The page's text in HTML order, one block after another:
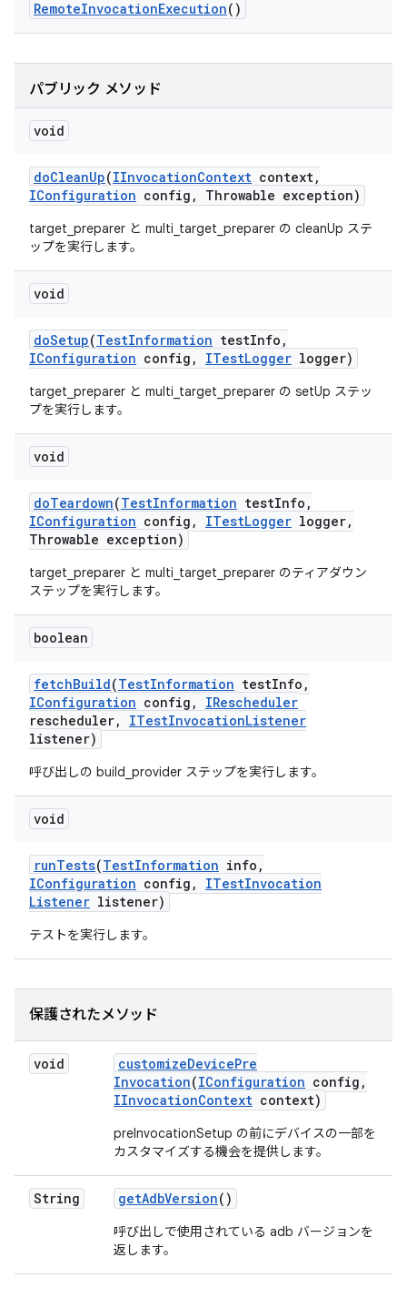
RemoteInvocationExecution()
パブリック メソッド
void
doCleanUp(IInvocationContext context,
IConfiguration config , Throwable exception)
target_preparer と multi_target_preparer の cleanUp ステ
ップを実行します。
void
doSetup(TestInformation testInfo ,
IConfiguration config , ITestLogger logger)
target_preparer と multi_target_preparer の setUp ステッ
プを実行します。
void
doTeardown(TestInformation testInfo ,
IConfiguration config , ITestLogger logger,
Throwable exception)
target_preparer と multi_target_preparer のティアダウン
ステップを実行します。
boolean
fetchBuild(TestInformation testInfo ,
IConfiguration config ,
IRescheduler
rescheduler, ITestInvocationListener
listener)
呼び出しの build_provider ステップを実行します。
void
runTests(TestInformation info ,
IConfiguration config , ITestInvocation
Listener listener)
テストを実行します。
保護されたメソッド
void customizeDevicePre
Invocation(IConfiguration config ,
IInvocationContext context)
preInvocationSetup の前にデバイスの一部を
カスタマイズする機会を提供します。
String getAdbVersion()
呼び出しで使用されている adb バージョンを
返します。